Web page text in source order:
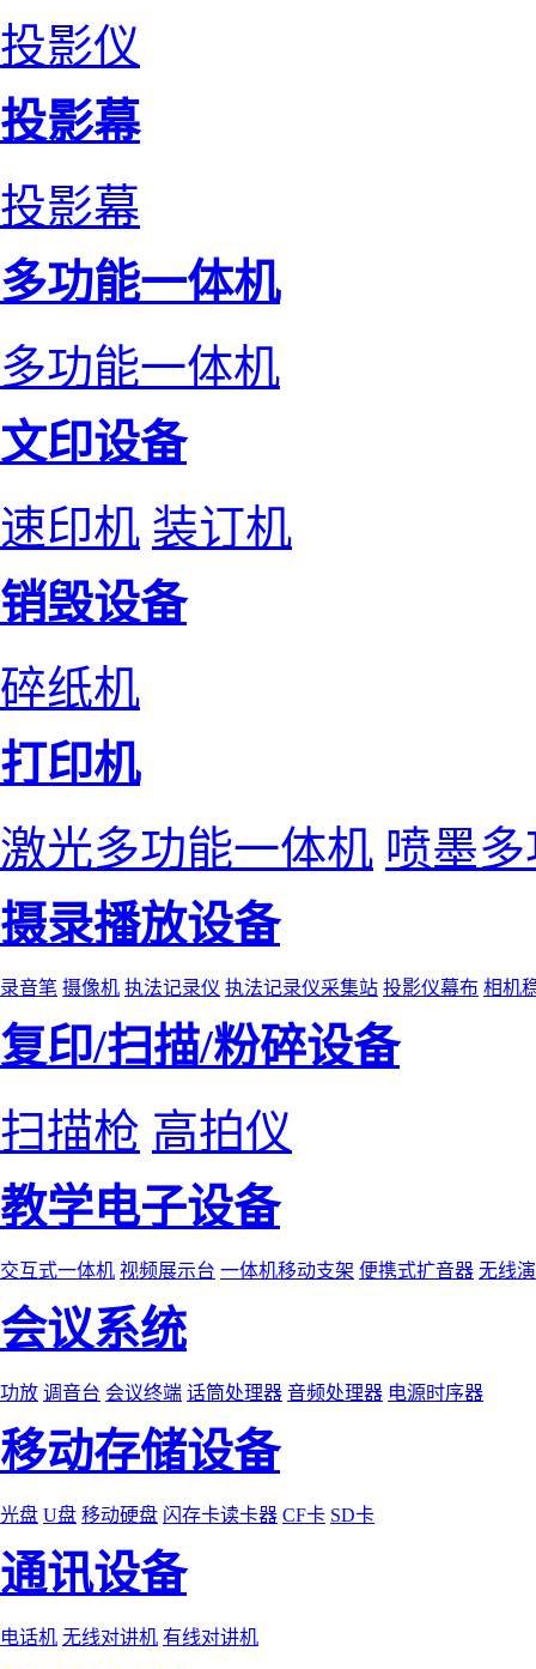
投影仪
投影幕
投影幕
多功能一体机
多功能一体机
文印设备
速印机 装订机
销毁设备
碎纸机
打印机
激光多功能一体机 喷墨
摄录播放设备
录音笔 摄像机 执法记录仪 执法记录仪采集站 投影仪幕布 相机
复印/扫描/粉碎设备
扫描枪 高拍仪
教学电子设备
交互式一体机 视频展示台 一体机移动支架 便携式扩音器 无线
会议系统
功放 调音台 会议终端 话筒处理器 音频处理器 电源时序器
移动存储设备
光盘 U盘 移动硬盘 闪存卡读卡器 CF卡 SD卡
通讯设备
电话机 无线对讲机 有线对讲机